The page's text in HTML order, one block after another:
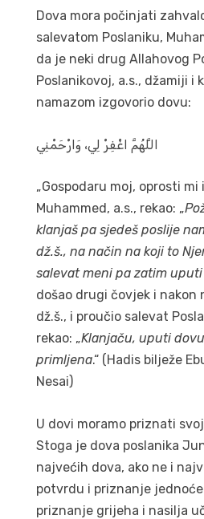
Dova mora počinjati
salevatom Poslaniku,
da je neki drug Allahovog
Poslanikovoj, a.s., džamiji i
namazom izgovorio dovu:
اللَّهُمَّ اغْفِرْ لِي، وَارْحَمْنِي
„Gospodaru moj, oprosti mi
Muhammed, a.s., rekao: „
klanjaš pa sjedeš poslije
dž.š., na način na koji to
salevat meni pa zatim
došao drugi čovjek i nakon
dž.š., i proučio salevat
rekao: „Klanjaču, uputi
primljena.“ (Hadis bilježe
Nesai)
U dovi moramo priznati
Stoga je dova poslanika
najvećih dova, ako ne i
potvrdu i priznanje
priznanje grijeha i nasilja